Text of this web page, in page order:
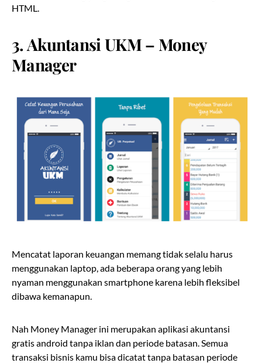
HTML.
3. Akuntansi UKM – Money
Manager
Mencatat laporan keuangan memang tidak selalu harus
menggunakan laptop, ada beberapa orang yang lebih
nyaman menggunakan smartphone karena lebih fleksibel
dibawa kemanapun.
Nah Money Manager ini merupakan aplikasi akuntansi
gratis android tanpa iklan dan periode batasan. Semua
transaksi bisnis kamu bisa dicatat tanpa batasan periode